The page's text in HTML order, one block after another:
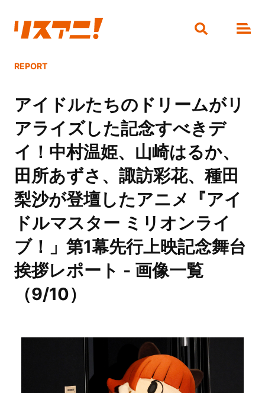
REPORT
アイドルたちのドリームがリ
アライズした記念すべきデ
イ！中村温姫、山崎はるか、
田所あずさ、諏訪彩花、種田
梨沙が登壇したアニメ『アイ
ドルマスター ミリオンライ
ブ！」第1幕先行上映記念舞台
挨拶レポート - 画像一覧
（9/10）